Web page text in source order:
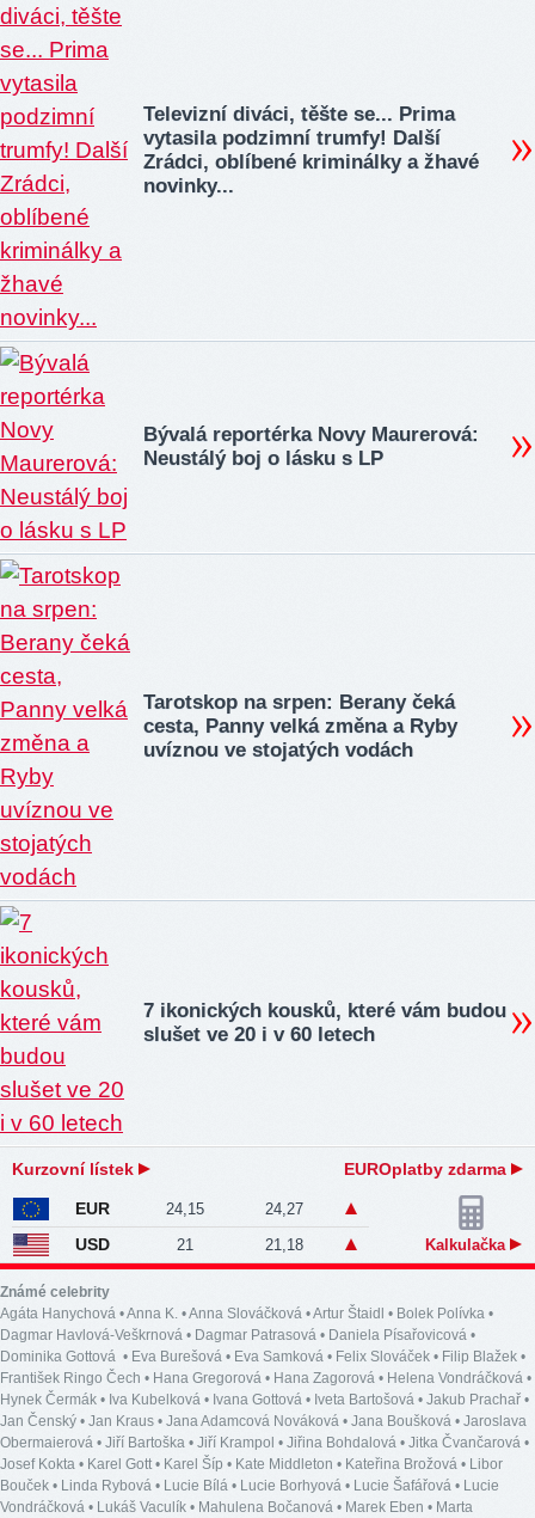
Televizní diváci, těšte se... Prima
vytasila podzimní trumfy! Další
Zrádci, oblíbené kriminálky a žhavé
novinky...
Bývalá reportérka Novy Maurerová:
Neustálý boj o lásku s LP
Tarotskop na srpen: Berany čeká
cesta, Panny velká změna a Ryby
uvíznou ve stojatých vodách
7 ikonických kousků, které vám budou
slušet ve 20 i v 60 letech
Kurzovní lístek EUROplatby zdarma
EUR 24,15 24,27
USD 21 21,18 Kalkulačka
Známé celebrity
Agáta Hanychová •Anna K. •Anna Slováčková •Artur Štaidl • Bolek Polívka •
Dagmar Havlová-Veškrnová • Dagmar Patrasová • Daniela Písařovicová •
Dominika Gottová • Eva Burešová • Eva Samková • Felix Slováček • Filip Blažek •
František Ringo Čech • Hana Gregorová • Hana Zagorová • Helena Vondráčková •
Hynek Čermák • Iva Kubelková • Ivana Gottová • Iveta Bartošová • Jakub Prachař •
Jan Čenský • Jan Kraus • Jana Adamcová Nováková • Jana Boušková • Jaroslava
Obermaierová • Jiří Bartoška • Jiří Krampol • Jiřina Bohdalová • Jitka Čvančarová •
Josef Kokta • Karel Gott• Karel Šíp • Kate Middleton • Kateřina Brožová • Libor
Bouček • Linda Rybová • Lucie Bílá • Lucie Borhyová • Lucie Šafářová • Lucie
Vondráčková • Lukáš Vaculík • Mahulena Bočanová • Marek Eben • Marta